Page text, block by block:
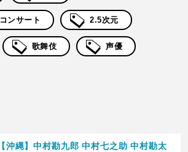
ンサート 2.5次元
歌舞伎 声優
【沖縄】中村勘九郎 中村七之助 中村勘太